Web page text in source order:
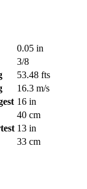
0.05 in
3/8
53.48 fts
16.3 m/s
16 in
40 cm
13 in
33 cm